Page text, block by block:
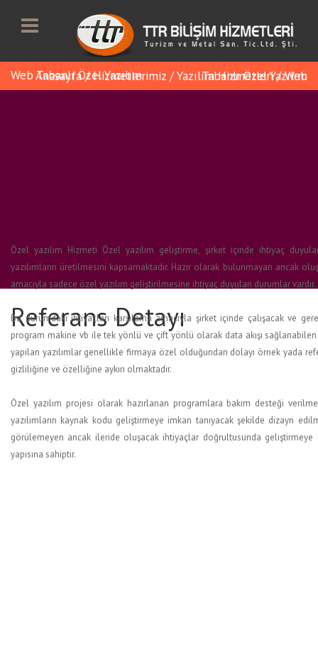
Web Tabanlı Özel Yazılım
Anasayfa / Hizmetlerimiz /Yazılım Hizmetleri /
Web Tabanlı Özel Yazılım
Referans Detayı
Özel yazılım Hizmeti Özel yazılım geliştirme, şirket içinde ihtiyaç
yazılımların üretilmesini kapsamaktadır. Hazır olarak bulunmayan ancak
amacıyla sadece özel yazılım geliştirilmesine ihtiyaç duyulan durumlar vardır.
Bu durumdaki ihtiyaçları karşılama amacıyla şirket içinde çalışacak ve
program makine vb ile tek yönlü ve çift yönlü olarak data akışı sağlanabilen
yapılan yazılımlar genellikle firmaya özel olduğundan dolayı örnek yada
gizliliğine ve özelliğine aykırı olmaktadır.
Özel yazılım projesi olarak hazırlanan programlara bakım desteği
yazılımların kaynak kodu geliştirmeye imkan tanıyacak şekilde dizayn
görülemeyen ancak ileride oluşacak ihtiyaçlar doğrultusunda geliştirmeye
yapısına sahiptir.